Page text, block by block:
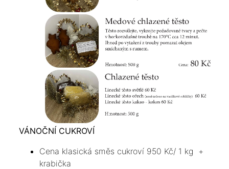
VÁNOČNÍ CUKROVÍ
Cena klasická směs cukroví 950 Kč/ 1 kg +
krabička